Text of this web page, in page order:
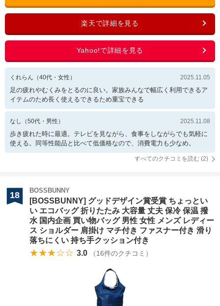
くれらん （40代・ 女性 ） 2025.11.05
足の疲れやむくみをとるのに良い。家族みんなで幅広く利用できるア
イテムのため長く使えるできるため重宝できる
なし （50代・ 男性 ） 2025.11.08
歩き疲れた時に最適。テレビを見ながら、食事をしながらでも気軽に
使える。同等性能品と比べて低価格なので、消費電力も少なめ。
すべてのクチコミを読む (2)
18 BOSSBUNNY
[BOSSBUNNY] グッドデザイン賞受賞 ちょっとい
い エコバッグ 折りたたみ 大容量 丈夫 保冷 保温 撥
水 国内企画 買い物バッグ 男性 女性 メンズ レディー
ス ショルダー 肩掛け マチ付き ファスナー付き 滑り
落ちにくい 持ち手クッション付き
★★★☆☆ 3.0 （16件のクチコミ）